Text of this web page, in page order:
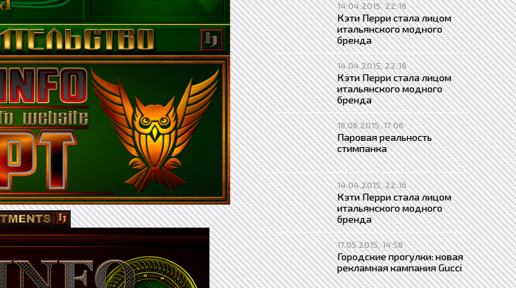
14.04.2015, 22:16
Кэти Перри стала лицом
итальянского модного
бренда
14.04.2015, 22:16
Кэти Перри стала лицом
итальянского модного
бренда
18.06.2015, 17:06
Паровая реальность
стимпанка
14.04.2015, 22:16
Кэти Перри стала лицом
итальянского модного
бренда
17.05.2015, 14:58
Городские прогулки: новая
рекламная кампания Gucci